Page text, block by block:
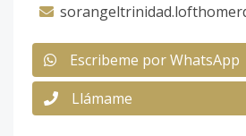
Escribeme por WhatsApp
Llámame